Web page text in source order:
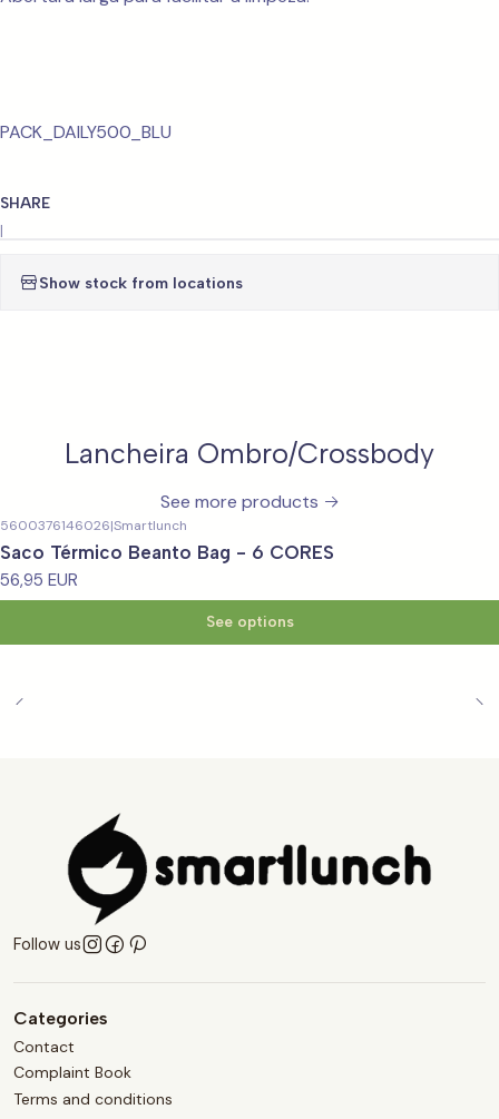
PACK_DAILY500_BLU
SHARE
|
Show stock from locations
Lancheira Ombro/Crossbody
See more products
5600376146026|Smartlunch
Saco Térmico Beanto Bag - 6 CORES
56,95 EUR
See options
Follow us
Categories
Contact
Complaint Book
Terms and conditions